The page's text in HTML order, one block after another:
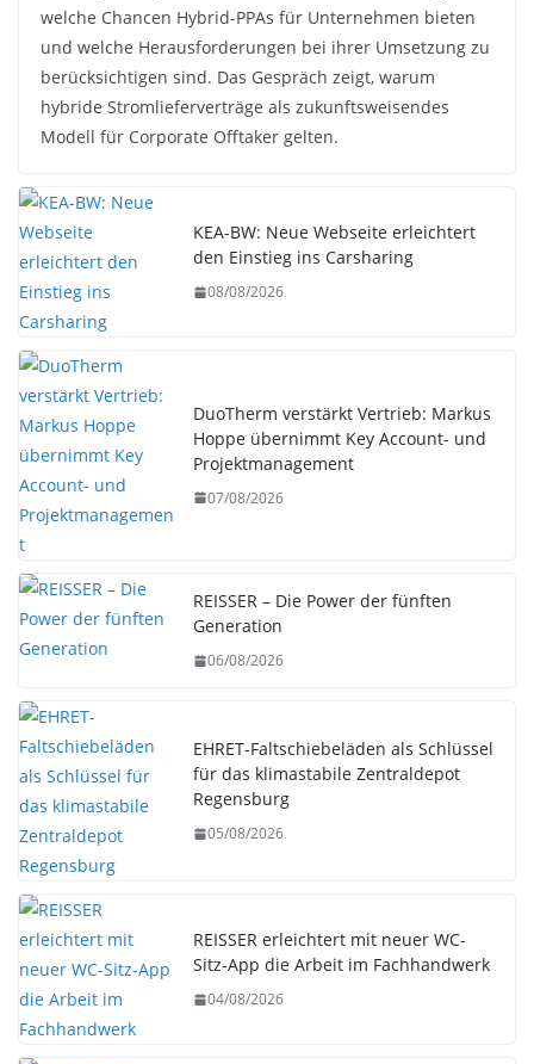
welche Chancen Hybrid-PPAs für Unternehmen bieten
und welche Herausforderungen bei ihrer Umsetzung zu
berücksichtigen sind. Das Gespräch zeigt, warum
hybride Stromlieferverträge als zukunftsweisendes
Modell für Corporate Offtaker gelten.
KEA-BW: Neue Webseite erleichtert
den Einstieg ins Carsharing
08/08/2026
DuoTherm verstärkt Vertrieb: Markus
Hoppe übernimmt Key Account- und
Projektmanagement
07/08/2026
REISSER – Die Power der fünften
Generation
06/08/2026
EHRET-Faltschiebeläden als Schlüssel
für das klimastabile Zentraldepot
Regensburg
05/08/2026
REISSER erleichtert mit neuer WC-
Sitz-App die Arbeit im Fachhandwerk
04/08/2026